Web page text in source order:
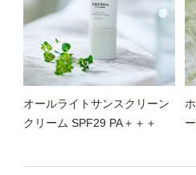
オールライトサンスクリーン
クリーム SPF29 PA＋＋＋